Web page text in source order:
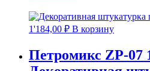
1'184,00 ₽ В корзину
Петромикс ZP-07